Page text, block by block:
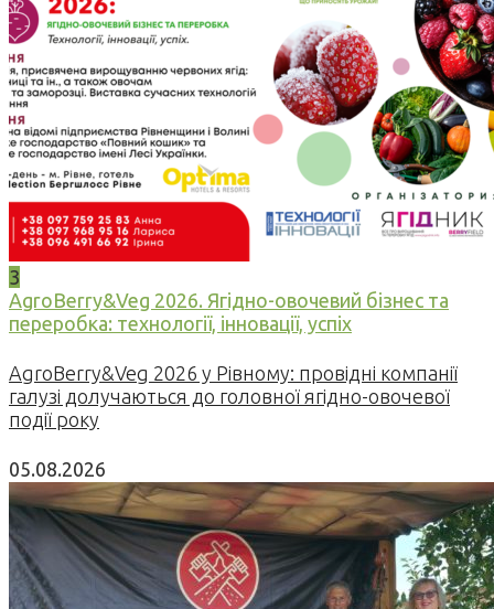
3
AgroBerry&Veg 2026. Ягідно-овочевий бізнес та
переробка: технології, інновації, успіх
AgroBerry&Veg 2026 у Рівному: провідні компанії
галузі долучаються до головної ягідно-овочевої
події року
05.08.2026